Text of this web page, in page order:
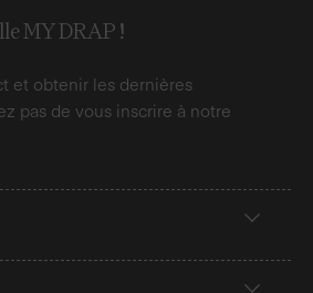
MY DRAP !
et obtenir les dernières
pas de vous inscrire à notre